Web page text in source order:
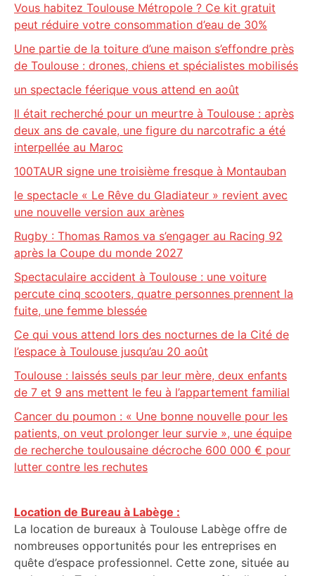
Vous habitez Toulouse Métropole ? Ce kit gratuit
peut réduire votre consommation d’eau de 30%
Une partie de la toiture d’une maison s’effondre près
de Toulouse : drones, chiens et spécialistes mobilisés
un spectacle féerique vous attend en août
Il était recherché pour un meurtre à Toulouse : après
deux ans de cavale, une figure du narcotrafic a été
interpellée au Maroc
100TAUR signe une troisième fresque à Montauban
le spectacle « Le Rêve du Gladiateur » revient avec
une nouvelle version aux arènes
Rugby : Thomas Ramos va s’engager au Racing 92
après la Coupe du monde 2027
Spectaculaire accident à Toulouse : une voiture
percute cinq scooters, quatre personnes prennent la
fuite, une femme blessée
Ce qui vous attend lors des nocturnes de la Cité de
l’espace à Toulouse jusqu’au 20 août
Toulouse : laissés seuls par leur mère, deux enfants
de 7 et 9 ans mettent le feu à l’appartement familial
Cancer du poumon : « Une bonne nouvelle pour les
patients, on veut prolonger leur survie », une équipe
de recherche toulousaine décroche 600 000 € pour
lutter contre les rechutes
Location de Bureau à Labège :
La location de bureaux à Toulouse Labège offre de
nombreuses opportunités pour les entreprises en
quête d’espace professionnel. Cette zone, située au